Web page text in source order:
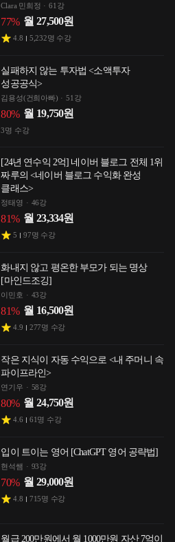
Clara 민희정 61강
77% 월 27,500원
4.8 5,232명 수강
실패하지 않는 투자법 <소액투자
성공공식>
김용성(건희아빠) 51강
80% 월 19,750원
3명 수강
[24년 연수익 2억] 네이버 블로그 전체 1위
짜루의 <네이버 블로그 수익화 완성
클래스>
정태영 46강
81% 월 23,334원
5 97명 수강
화내지 않고 평온한 부모가 되는 명상
[마인드조깅]
이민호 43강
81% 월 16,500원
4.9 277명 수강
작은 지식이 자동 수익으로 <내 주머니 속
파이프라인>
연기우 58강
80% 월 24,750원
4.6 61 명 수강
입이 트이는 영어 [ChatGPT 영어 공략법]
현석쌤 93강
70% 월 29,000원
4.8 715명 수강
월급 200만원에서 월 1000만원 자산 7억이